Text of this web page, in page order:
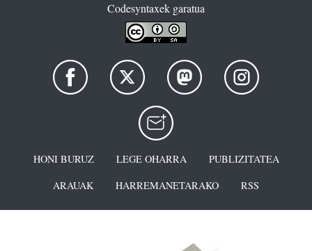
Codesyntaxek garatua
HONI BURUZ LEGE OHARRA
PUBLIZITATEA
ARAUAK
HARREMANETARAKO RSS